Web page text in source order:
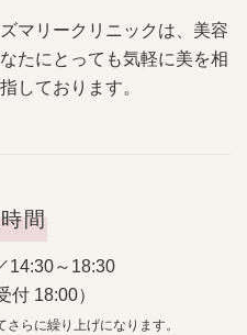
マリークリニックは、美容
たにとっても気軽に美を相
しております。
間
14:30～18:30
付 18:00）
らに繰り上げになります。